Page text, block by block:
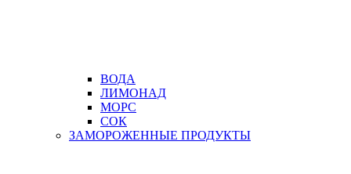
ВОДА
ЛИМОНАД
МОРС
СОК
ЗАМОРОЖЕННЫЕ ПРОДУКТЫ